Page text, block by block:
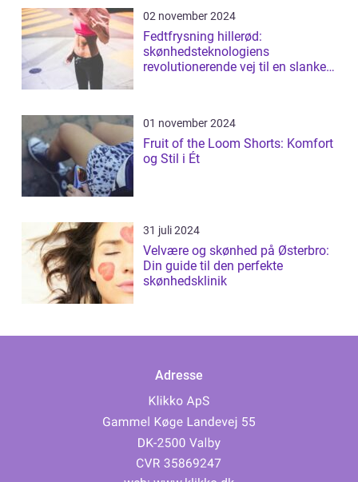
02 november 2024
Fedtfrysning hillerød:
skønhedsteknologiens
revolutionerende vej til en slankere
01 november 2024
Fruit of the Loom Shorts: Komfort
og Stil i Ét
31 juli 2024
Velvære og skønhed på Østerbro:
Din guide til den perfekte
skønhedsklinik
Adresse